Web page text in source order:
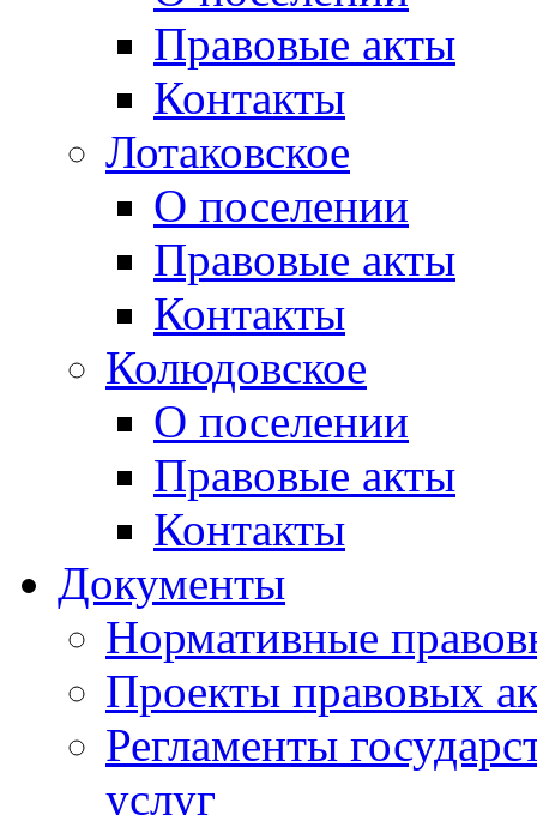
Правовые акты
Контакты
Лотаковское
О поселении
Правовые акты
Контакты
Колюдовское
О поселении
Правовые акты
Контакты
Документы
Нормативные
Проекты правовых
Регламенты
услуг